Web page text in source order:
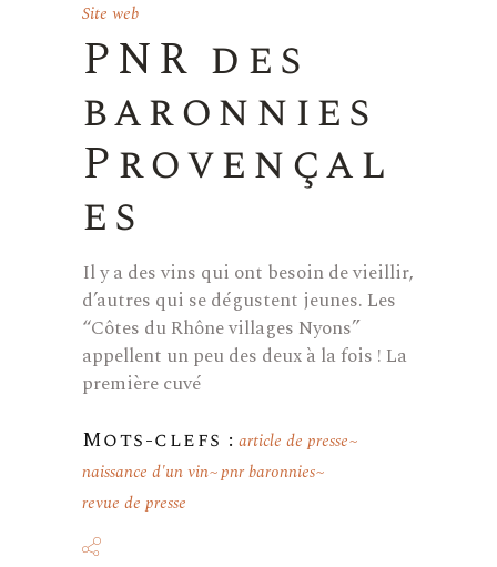
Site web
PNR des
baronnies
Provençal
es
Il y a des vins qui ont besoin de vieillir,
d’autres qui se dégustent jeunes. Les
“Côtes du Rhône villages Nyons”
appellent un peu des deux à la fois ! La
première cuvé
Mots-clefs : article de presse
naissance d'un vin pnr baronnies
revue de presse